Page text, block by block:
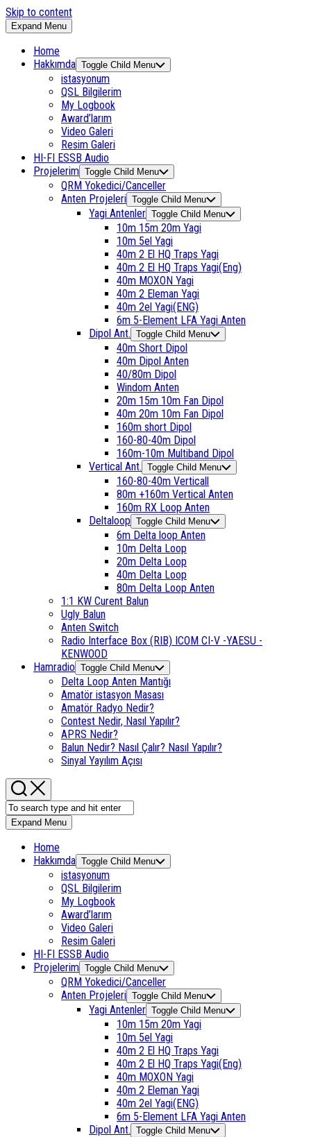
Skip to content
Expand Menu
Home
Hakkımda Toggle Child Menu
istasyonum
QSL Bilgilerim
My Logbook
Award’larım
Video Galeri
Resim Galeri
HI-FI ESSB Audio
Projelerim Toggle Child Menu
QRM Yokedici/Canceller
Anten Projeleri Toggle Child Menu
Yagi Antenler Toggle Child Menu
10m 15m 20m Yagi
10m 5el Yagi
40m 2 El HQ Traps Yagi
40m 2 El HQ Traps Yagi(Eng)
40m MOXON Yagi
40m 2 Eleman Yagi
40m 2el Yagi(ENG)
6m 5-Element LFA Yagi Anten
Dipol Ant. Toggle Child Menu
40m Short Dipol
40m Dipol Anten
40/80m Dipol
Windom Anten
20m 15m 10m Fan Dipol
40m 20m 10m Fan Dipol
160m short Dipol
160-80-40m Dipol
160m-10m Multiband Dipol
Vertical Ant. Toggle Child Menu
160-80-40m Verticall
80m +160m Vertical Anten
160m RX Loop Anten
Deltaloop Toggle Child Menu
6m Delta loop Anten
10m Delta Loop
20m Delta Loop
40m Delta Loop
80m Delta Loop Anten
1:1 KW Curent Balun
Ugly Balun
Anten Switch
Radio Interface Box (RIB) ICOM CI-V -YAESU -
KENWOOD
Hamradio Toggle Child Menu
Delta Loop Anten Mantığı
Amatör istasyon Masası
Amatör Radyo Nedir?
Contest Nedir, Nasıl Yapılır?
APRS Nedir?
Balun Nedir? Nasıl Çalır? Nasıl Yapılır?
Sinyal Yayılım Açısı
Expand Menu
Home
Hakkımda Toggle Child Menu
istasyonum
QSL Bilgilerim
My Logbook
Award’larım
Video Galeri
Resim Galeri
HI-FI ESSB Audio
Projelerim Toggle Child Menu
QRM Yokedici/Canceller
Anten Projeleri Toggle Child Menu
Yagi Antenler Toggle Child Menu
10m 15m 20m Yagi
10m 5el Yagi
40m 2 El HQ Traps Yagi
40m 2 El HQ Traps Yagi(Eng)
40m MOXON Yagi
40m 2 Eleman Yagi
40m 2el Yagi(ENG)
6m 5-Element LFA Yagi Anten
Dipol Ant. Toggle Child Menu